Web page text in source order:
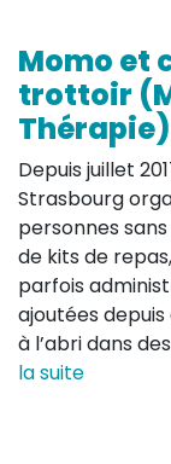
Momo et
trottoir
Thérapie)
Depuis juillet
Strasbourg
personnes
de kits de
parfois
ajoutées
à l’abri dans
la suite